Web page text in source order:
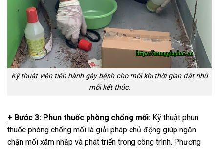
Kỹ thuật viên tiến hành gây bệnh cho mối khi thời gian đặt nhữ
mối kết thúc.
+ Bước 3: Phun thuốc phòng chống mối: Kỹ thuật phun
thuốc phòng chống mối là giải pháp chủ động giúp ngăn
chặn mối xâm nhập và phát triển trong công trình. Phương